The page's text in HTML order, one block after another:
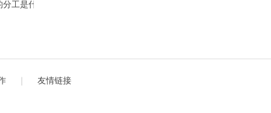
工是什么？
友情链接